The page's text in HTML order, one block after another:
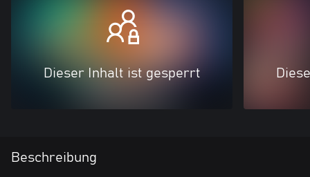
Dieser Inhalt ist gesperrt
Beschreibung